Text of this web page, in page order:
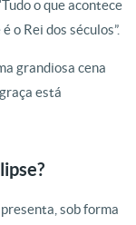
o que acontece
o Rei dos séculos”.
grandiosa cena
está
sob forma